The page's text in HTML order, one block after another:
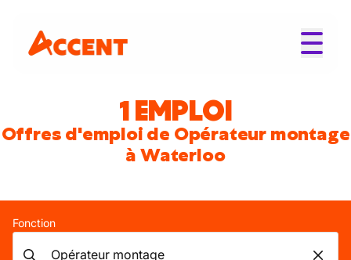
1 EMPLOI
Offres d'emploi de Opérateur montage
à Waterloo
Fonction